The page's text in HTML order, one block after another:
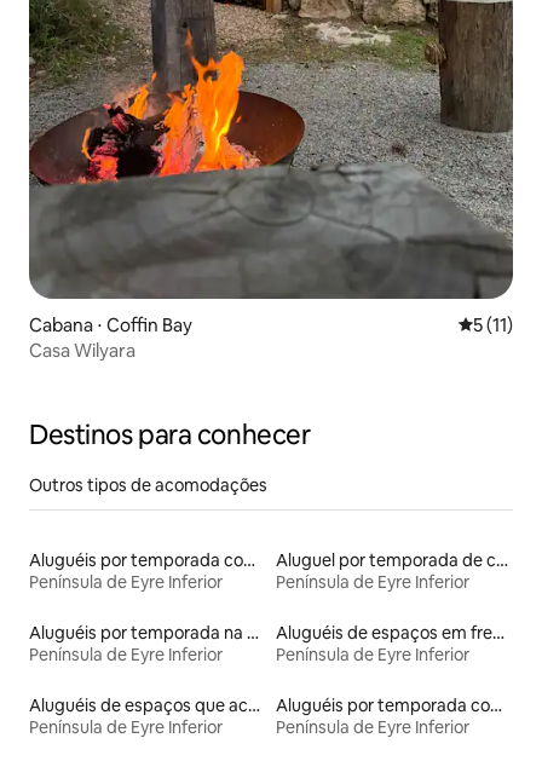
Cabana ⋅ Coffin Bay 5 de uma
5 (11)
Casa Wilyara
Destinos para conhecer
Outros tipos de acomodações
Aluguéis por temporada com acesso à praia
Península de Eyre Inferior
Aluguel por temporada de casas de hóspedes
Península de Eyre Inferior
Aluguéis por temporada na orla
Península de Eyre Inferior
Aluguéis de espaços em frente à praia
Península de Eyre Inferior
Aluguéis de espaços que aceitam animais de estimação
Península de Eyre Inferior
Aluguéis por temporada com caiaque
Península de Eyre Inferior